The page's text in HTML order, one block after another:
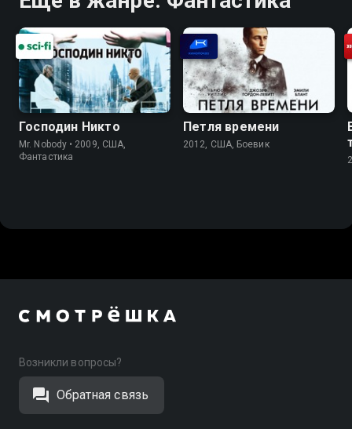
Господин Никто
Mr. Nobody • 2009, США,
Фантастика
Петля времени
2012, США, Боевик
Возникли вопросы?
Обратная связь